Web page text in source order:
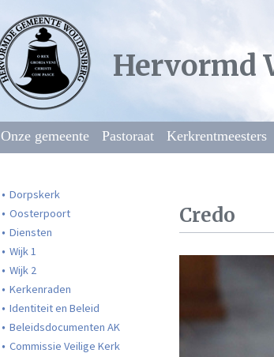
Hervormd
Onze gemeente Pastoraat Kerkrentmeesters
Dorpskerk
Oosterpoort
Diensten
Wijk 1
Wijk 2
Kerkenraden
Identiteit en Beleid
Beleidsdocumenten AK
Commissie Veilige Kerk
Credo